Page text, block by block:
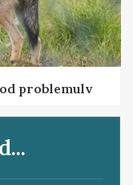
problemulv